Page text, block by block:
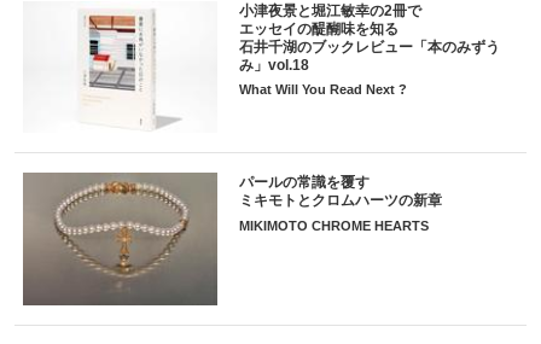
小津夜景と堀江敏幸の2冊で
エッセイの醍醐味を知る
石井千湖のブックレビュー「本のみずう
み」vol.18
What Will You Read Next ?
パールの常識を覆す
ミキモトとクロムハーツの新章
MIKIMOTO CHROME HEARTS